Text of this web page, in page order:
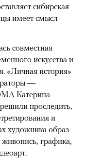
сибирская
имеет смысл
совместная
искусства и
«Личная история»
—
Катерина
проследить,
и
художника образ
графика,